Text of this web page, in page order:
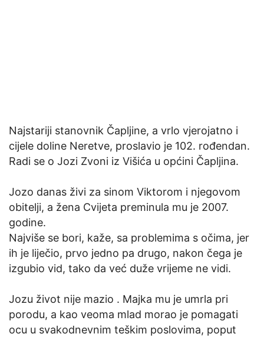
Najstariji stanovnik Čapljine, a vrlo vjerojatno i
cijele doline Neretve, proslavio je 102. rođendan.
Radi se o Jozi Zvoni iz Višića u općini Čapljina.
Jozo danas živi za sinom Viktorom i njegovom
obitelji, a žena Cvijeta preminula mu je 2007.
godine.
Najviše se bori, kaže, sa problemima s očima, jer
ih je liječio, prvo jedno pa drugo, nakon čega je
izgubio vid, tako da već duže vrijeme ne vidi.
Jozu život nije mazio . Majka mu je umrla pri
porodu, a kao veoma mlad morao je pomagati
ocu u svakodnevnim teškim poslovima, poput